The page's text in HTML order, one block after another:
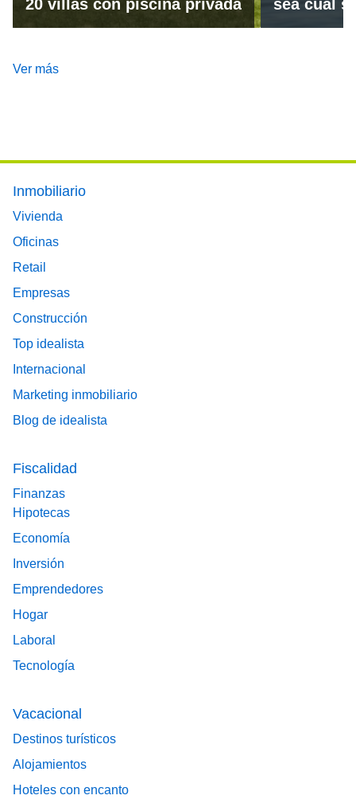
20 villas con piscina privada sea cual
Ver más
Footer main menu
Inmobiliario
Vivienda
Oficinas
Retail
Empresas
Construcción
Top idealista
Internacional
Marketing inmobiliario
Blog de idealista
Fiscalidad
Finanzas
Hipotecas
Economía
Inversión
Emprendedores
Hogar
Laboral
Tecnología
Vacacional
Destinos turísticos
Alojamientos
Hoteles con encanto